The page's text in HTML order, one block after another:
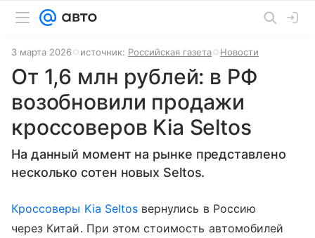
3 марта 2026 источник: Российская газета Новости
От 1,6 млн рублей: в РФ
возобновили продажи
кроссоверов Kia Seltos
На данный момент на рынке представлено
несколько сотен новых Seltos.
Кроссоверы Kia Seltos вернулись в Россию
через Китай. При этом стоимость автомобилей